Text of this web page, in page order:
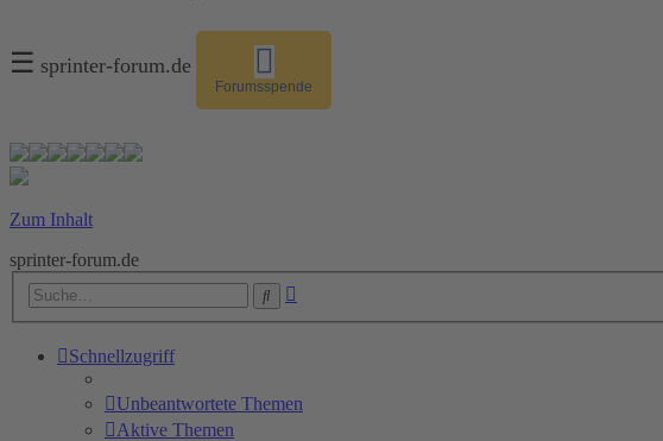
☰ sprinter-forum.de
Forumsspende
Zum Inhalt
sprinter-forum.de
Suche
Schnellzugriff
Unbeantwortete Themen
Aktive Themen